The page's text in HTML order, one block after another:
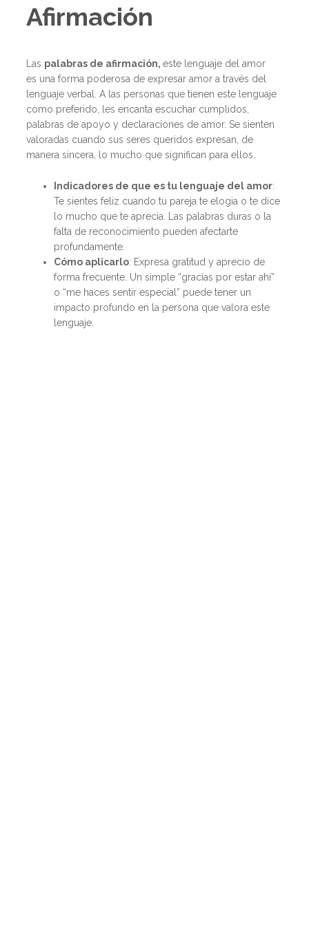
Afirmación
Las palabras de afirmación, este lenguaje del amor
es una forma poderosa de expresar amor a través del
lenguaje verbal. A las personas que tienen este lenguaje
como preferido, les encanta escuchar cumplidos,
palabras de apoyo y declaraciones de amor. Se sienten
valoradas cuando sus seres queridos expresan, de
manera sincera, lo mucho que significan para ellos.
Indicadores de que es tu lenguaje del amor:
Te sientes feliz cuando tu pareja te elogia o te dice
lo mucho que te aprecia. Las palabras duras o la
falta de reconocimiento pueden afectarte
profundamente.
Cómo aplicarlo: Expresa gratitud y aprecio de
forma frecuente. Un simple “gracias por estar ahí”
o “me haces sentir especial” puede tener un
impacto profundo en la persona que valora este
lenguaje.